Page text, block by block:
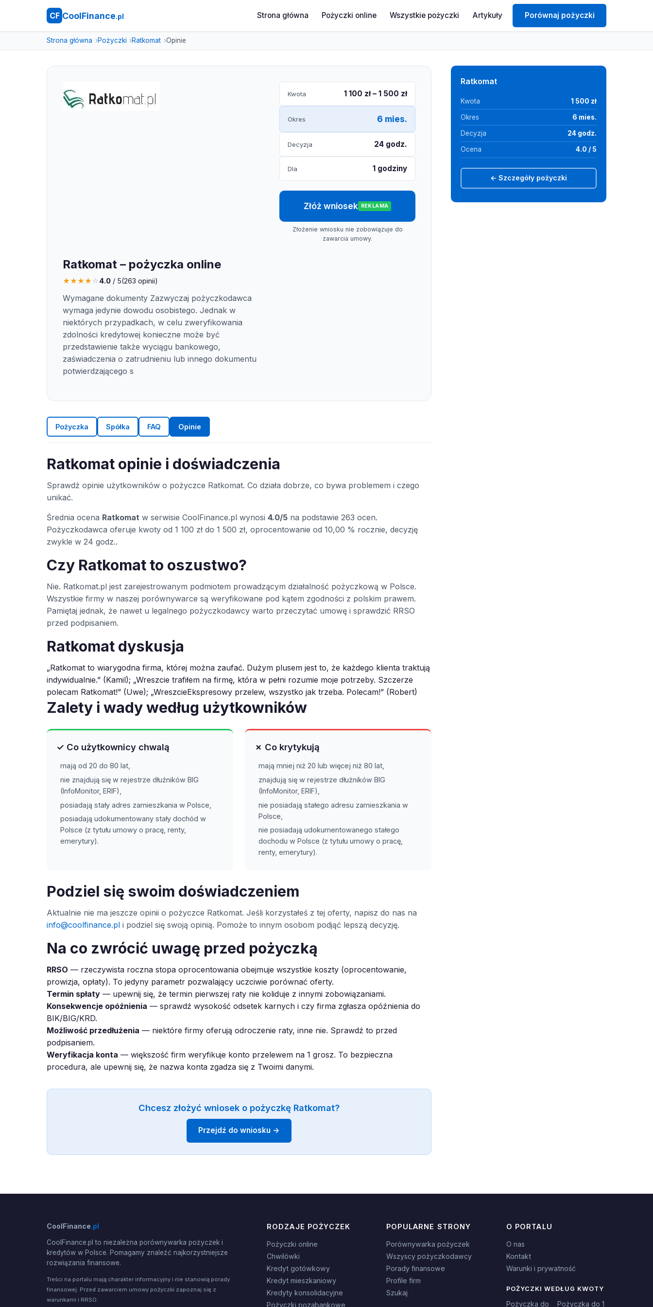
CF CoolFinance.pl Strona główna Pożyczki online Wszystkie pożyczki Artykuły Porównaj pożyczki
Strona główna Pożyczki Ratkomat Opinie
Ratkomat – pożyczka online
★★★★☆4.0 / 5(263 opinii)
Wymagane dokumenty Zazwyczaj pożyczkodawca
wymaga jedynie dowodu osobistego. Jednak w
niektórych przypadkach, w celu zweryfikowania
zdolności kredytowej konieczne może być
przedstawienie także wyciągu bankowego,
zaświadczenia o zatrudnieniu lub innego dokumentu
potwierdzającego s
Kwota 1 100 zł – 1 500 zł
Okres 6 mies.
Decyzja 24 godz.
Dla 1 godziny
Złóż wniosek REKLAMA
Złożenie wniosku nie zobowiązuje do
zawarcia umowy.
Pożyczka Spółka FAQ Opinie
Ratkomat opinie i doświadczenia
Sprawdź opinie użytkowników o pożyczce Ratkomat. Co działa dobrze, co bywa problemem i czego
unikać.
Średnia ocena Ratkomat w serwisie CoolFinance.pl wynosi 4.0/5 na podstawie 263 ocen.
Pożyczkodawca oferuje kwoty od 1 100 zł do 1 500 zł, oprocentowanie od 10,00 % rocznie, decyzję
zwykle w 24 godz..
Czy Ratkomat to oszustwo?
Nie. Ratkomat.pl jest zarejestrowanym podmiotem prowadzącym działalność pożyczkową w Polsce.
Wszystkie firmy w naszej porównywarce są weryfikowane pod kątem zgodności z polskim prawem.
Pamiętaj jednak, że nawet u legalnego pożyczkodawcy warto przeczytać umowę i sprawdzić RRSO
przed podpisaniem.
Ratkomat dyskusja
„Ratkomat to wiarygodna firma, której można zaufać. Dużym plusem jest to, że każdego klienta traktują
indywidualnie.” (Kamil); „Wreszcie trafiłem na firmę, która w pełni rozumie moje potrzeby. Szczerze
polecam Ratkomat!” (Uwe); „WreszcieEkspresowy przelew, wszystko jak trzeba. Polecam!” (Robert)
Zalety i wady według użytkowników
✓ Co użytkownicy chwalą
mają od 20 do 80 lat,
nie znajdują się w rejestrze dłużników BIG
(InfoMonitor, ERIF),
posiadają stały adres zamieszkania w Polsce,
posiadają udokumentowany stały dochód w
Polsce (z tytułu umowy o pracę, renty,
emerytury).
✗ Co krytykują
mają mniej niż 20 lub więcej niż 80 lat,
znajdują się w rejestrze dłużników BIG
(InfoMonitor, ERIF),
nie posiadają stałego adresu zamieszkania w
Polsce,
nie posiadają udokumentowanego stałego
dochodu w Polsce (z tytułu umowy o pracę,
renty, emerytury).
Podziel się swoim doświadczeniem
Aktualnie nie ma jeszcze opinii o pożyczce Ratkomat. Jeśli korzystałeś z tej oferty, napisz do nas na
info@coolfinance.pl i podziel się swoją opinią. Pomoże to innym osobom podjąć lepszą decyzję.
Na co zwrócić uwagę przed pożyczką
RRSO — rzeczywista roczna stopa oprocentowania obejmuje wszystkie koszty (oprocentowanie,
prowizja, opłaty). To jedyny parametr pozwalający uczciwie porównać oferty.
Termin spłaty — upewnij się, że termin pierwszej raty nie koliduje z innymi zobowiązaniami.
Konsekwencje opóźnienia — sprawdź wysokość odsetek karnych i czy firma zgłasza opóźnienia do
BIK/BIG/KRD.
Możliwość przedłużenia — niektóre firmy oferują odroczenie raty, inne nie. Sprawdź to przed
podpisaniem.
Weryfikacja konta — większość firm weryfikuje konto przelewem na 1 grosz. To bezpieczna
procedura, ale upewnij się, że nazwa konta zgadza się z Twoimi danymi.
Chcesz złożyć wniosek o pożyczkę Ratkomat?
Przejdź do wniosku →
Ratkomat
Kwota 1 500 zł
Okres 6 mies.
Decyzja 24 godz.
Ocena 4.0 / 5
← Szczegóły pożyczki
CoolFinance.pl
CoolFinance.pl to niezależna porównywarka pożyczek i
kredytów w Polsce. Pomagamy znaleźć najkorzystniejsze
rozwiązania finansowe.
Treści na portalu mają charakter informacyjny i nie stanowią porady
finansowej. Przed zawarciem umowy pożyczki zapoznaj się z
warunkami i RRSO.
RODZAJE POŻYCZEK
Pożyczki online
Chwilówki
Kredyt gotówkowy
Kredyt mieszkaniowy
Kredyty konsolidacyjne
Pożyczki pozabankowe
POPULARNE STRONY
Porównywarka pożyczek
Wszyscy pożyczkodawcy
Porady finansowe
Profile firm
Szukaj
O PORTALU
O nas
Kontakt
Warunki i prywatność
POŻYCZKI WEDŁUG KWOTY
Pożyczka do Pożyczka do 1